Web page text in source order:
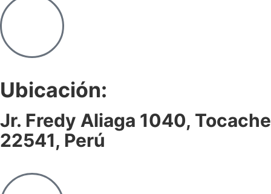
Ubicación:
Jr. Fredy Aliaga 1040, Tocache
22541, Perú